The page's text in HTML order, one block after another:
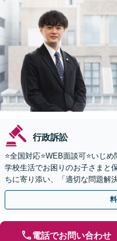
行政訴訟
⭐️全国対応⭐️WEB面談可⭐️いじ
学校生活でお困りのお子さまと
ちに寄り添い、「適切な問題解
料】
電話でお問い合わせ